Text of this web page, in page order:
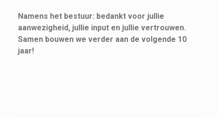
Namens het bestuur: bedankt voor jullie
aanwezigheid, jullie input en jullie vertrouwen.
Samen bouwen we verder aan de volgende 10
jaar!